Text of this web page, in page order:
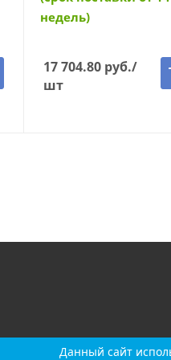
недель)
17 704.80 руб./
шт
Данный сайт
Данный сайт